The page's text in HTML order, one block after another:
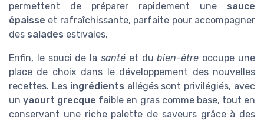
permettent de préparer rapidement une sauce
épaisse et rafraîchissante, parfaite pour accompagner
des salades estivales.
Enfin, le souci de la santé et dubien-être occupe une
place de choix dans le développement des nouvelles
recettes. Les ingrédients allégés sont privilégiés, avec
unyaourt grecque faible en gras comme base, tout en
conservant une riche palette de saveurs grâce à des